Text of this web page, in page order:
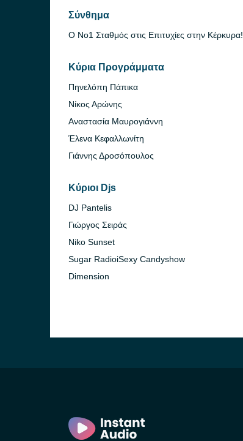
Σύνθημα
Ο Νο1 Σταθμός στις Επιτυχίες στην Κέρκυρα!
Κύρια Προγράμματα
Πηνελόπη Πάπικα
Νίκος Αρώνης
Αναστασία Μαυρογιάννη
Έλενα Κεφαλλωνίτη
Γιάννης Δροσόπουλος
Κύριοι Djs
DJ Pantelis
Γιώργος Σειράς
Niko Sunset
Sugar RadioiSexy Candyshow
Dimension